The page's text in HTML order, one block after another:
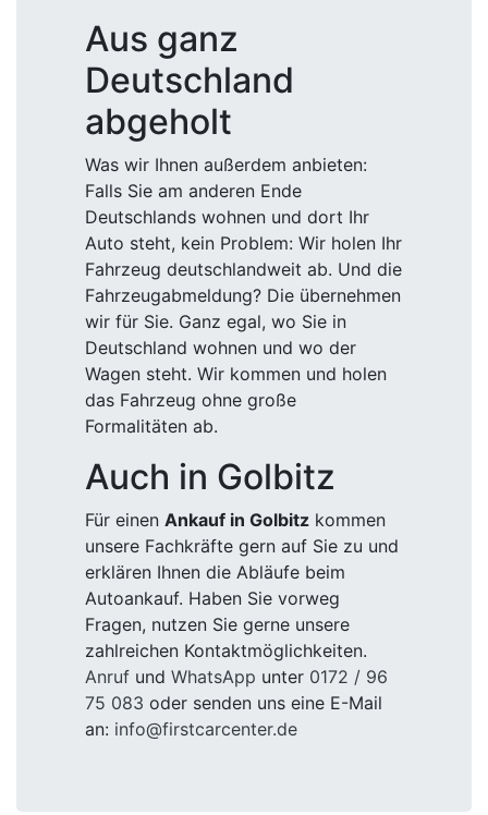
Aus ganz
Deutschland
abgeholt
Was wir Ihnen außerdem anbieten:
Falls Sie am anderen Ende
Deutschlands wohnen und dort Ihr
Auto steht, kein Problem: Wir holen Ihr
Fahrzeug deutschlandweit ab. Und die
Fahrzeugabmeldung? Die übernehmen
wir für Sie. Ganz egal, wo Sie in
Deutschland wohnen und wo der
Wagen steht. Wir kommen und holen
das Fahrzeug ohne große
Formalitäten ab.
Auch in Golbitz
Für einen Ankauf in Golbitz kommen
unsere Fachkräfte gern auf Sie zu und
erklären Ihnen die Abläufe beim
Autoankauf. Haben Sie vorweg
Fragen, nutzen Sie gerne unsere
zahlreichen Kontaktmöglichkeiten.
Anruf und WhatsApp unter 0172 / 96
75 083 oder senden uns eine E-Mail
an: info@firstcarcenter.de